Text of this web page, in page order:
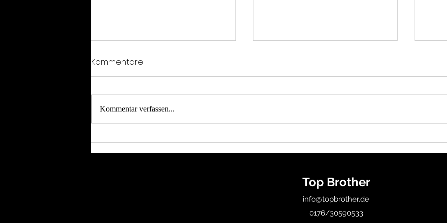
Brazilian Jiu-Jitsu Düsseldorf:
Open Mat zur
BJJ in Düsseldorf – Neue
Trainingszeiten ab dem
Jiu
Kommentare
Kommentar verfassen...
Top Brother
info@topbrother.de
0176/30590533